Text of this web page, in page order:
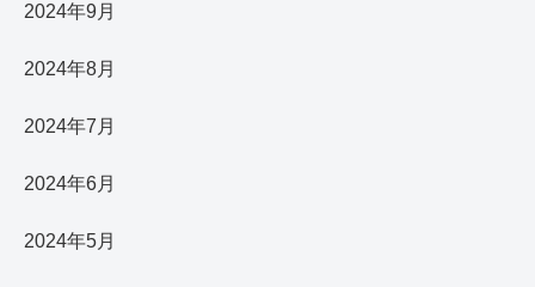
2024年9月
2024年8月
2024年7月
2024年6月
2024年5月